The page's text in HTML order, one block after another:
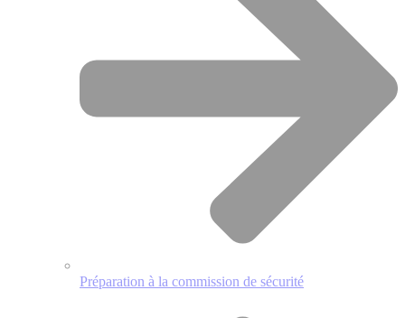
Préparation à la commission de sécurité